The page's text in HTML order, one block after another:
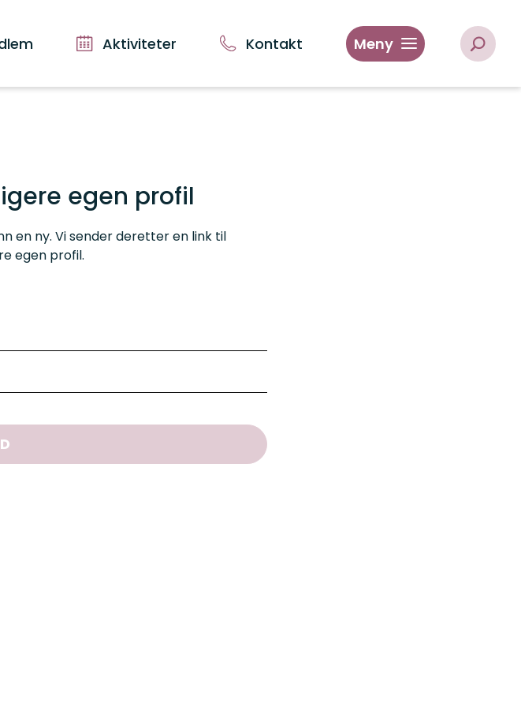
Aktiviteter Kontakt Meny
egen profil
en ny. Vi sender deretter en link til
egen profil.